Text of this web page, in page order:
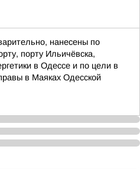
нанесены по
порту Ильичёвска,
в Одессе и по цели в
в Маяках Одесской